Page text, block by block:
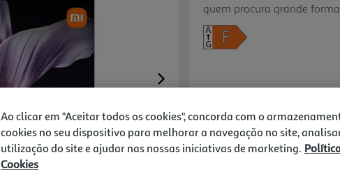
Next
quem procura grande
smart completa em casa.
atualização de 144Hz,
contraste, cor e realismo
Internet TV, Wi-Fi 6,
simples a plataformas de
soundbars e outros
15W e compatibilidade
Ao clicar em "Aceitar todos os cookies", concorda com o
cookies no seu dispositivo para melhorar a navegação no site,
utilização do site e ajudar nas nossas iniciativas de marketing.
Cookies